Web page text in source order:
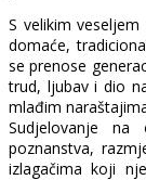
S velikim
domaće,
se prenose
trud, ljubav i dio
mlađim
Sudjelovanje
poznanstva,
izlagačima koji